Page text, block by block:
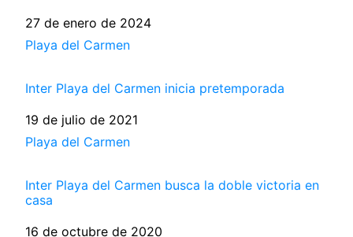
Fecha
27 de enero de 2024
Respecto a
Playa del Carmen
Inter Playa del Carmen inicia pretemporada
Fecha
19 de julio de 2021
Respecto a
Playa del Carmen
Inter Playa del Carmen busca la doble victoria en
casa
Fecha
16 de octubre de 2020